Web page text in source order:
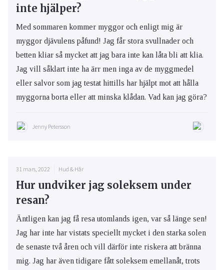
inte hjälper?
Med sommaren kommer myggor och enligt mig är
myggor djävulens påfund! Jag får stora svullnader och
betten kliar så mycket att jag bara inte kan låta bli att klia.
Jag vill såklart inte ha ärr men inga av de myggmedel
eller salvor som jag testat hittills har hjälpt mot att hålla
myggorna borta eller att minska klådan. Vad kan jag göra?
Jenny Petersson
31 mars, 2022 Hud & Hår
Hur undviker jag soleksem under
resan?
Äntligen kan jag få resa utomlands igen, var så länge sen!
Jag har inte har vistats speciellt mycket i den starka solen
de senaste två åren och vill därför inte riskera att bränna
mig. Jag har även tidigare fått soleksem emellanåt, trots